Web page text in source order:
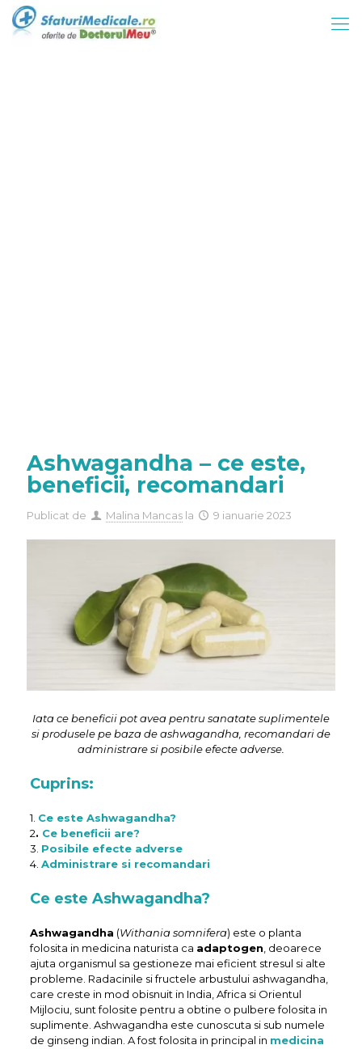
Ashwagandha – ce este,
beneficii, recomandari
Publicat de Malina Mancas la 9 ianuarie 2023
Iata ce beneficii pot avea pentru sanatate suplimentele
si produsele pe baza de ashwagandha, recomandari de
administrare si posibile efecte adverse.
Cuprins:
1. Ce este Ashwagandha?
2. Ce beneficii are?
3. Posibile efecte adverse
4. Administrare si recomandari
Ce este Ashwagandha?
Ashwagandha (Withania somnifera) este o planta
folosita in medicina naturista ca adaptogen , deoarece
ajuta organismul sa gestioneze mai eficient stresul si alte
probleme. Radacinile si fructele arbustului ashwagandha,
care creste in mod obisnuit in India, Africa si Orientul
Mijlociu, sunt folosite pentru a obtine o pulbere folosita in
suplimente. Ashwagandha este cunoscuta si sub numele
de ginseng indian. A fost folosita in principal in medicina